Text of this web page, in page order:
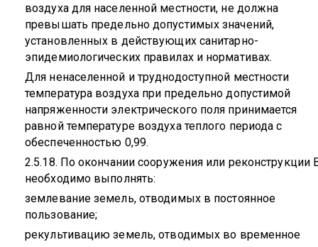
воздуха для населенной местности, не должна
превышать предельно допустимых значений,
установленных в действующих санитарно-
эпидемиологических правилах и нормативах.
Для ненаселенной и труднодоступной местности
температура воздуха при предельно допустимой
напряженности электрического поля принимается
равной температуре воздуха теплого периода с
обеспеченностью 0,99.
2.5.18. По окончании сооружения или реконструкции
необходимо выполнять:
землевание земель, отводимых в постоянное
пользование;
рекультивацию земель, отводимых во временное